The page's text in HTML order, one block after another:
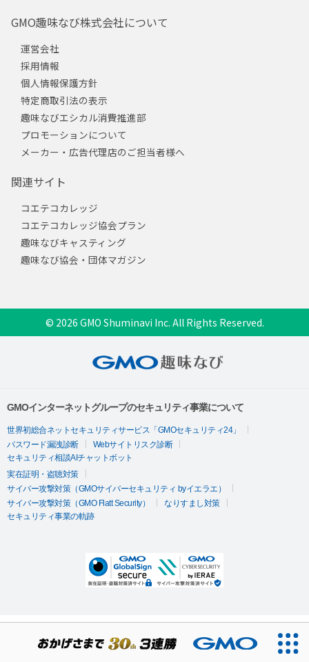
GMO趣味なび株式会社について
運営会社
採用情報
個人情報保護方針
特定商取引法の表示
趣味なびエシカル消費推進部
プロモーションについて
メーカー・広告代理店のご担当者様へ
関連サイト
コエテコカレッジ
コエテコカレッジ協会プラン
趣味なびキャスティング
趣味なび協会・団体マガジン
© 2026 GMO Shuminavi Inc. All Rights Reserved.